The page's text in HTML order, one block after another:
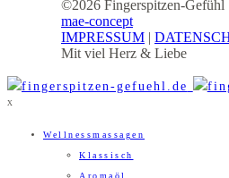
©2026 Fingerspitzen-Gefühl
mae-concept
IMPRESSUM |
Mit viel Herz & Liebe
X
Wellnessmassagen
Klassisch
Aromaöl